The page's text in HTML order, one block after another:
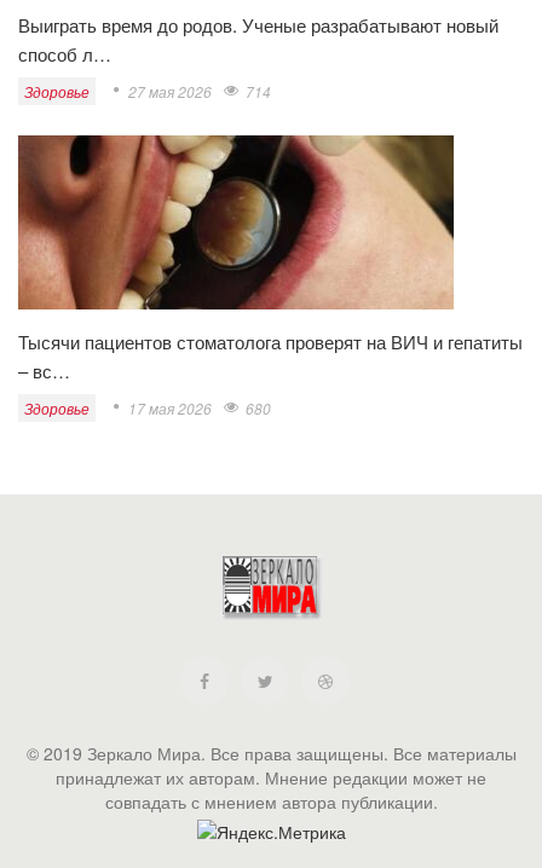
Выиграть время до родов. Ученые разрабатывают новый
способ л…
Здоровье 27 мая 2026 714
Тысячи пациентов стоматолога проверят на ВИЧ и гепатиты
– вс…
Здоровье 17 мая 2026 680
© 2019 Зеркало Мира. Все права защищены. Все материалы
принадлежат их авторам. Мнение редакции может не
совпадать с мнением автора публикации.